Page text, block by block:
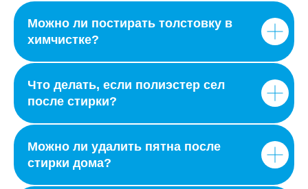
Можно ли постирать толстовку в
химчистке?
Что делать, если полиэстер сел
после стирки?
Можно ли удалить пятна после
стирки дома?